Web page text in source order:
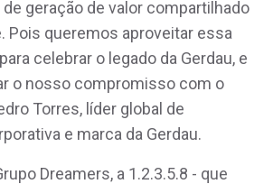
geração de valor compartilhado
Pois queremos aproveitar essa
celebrar o legado da Gerdau, e
o nosso compromisso com o
Torres, líder global de
e marca da Gerdau.
Dreamers, a 1.2.3.5.8 - que